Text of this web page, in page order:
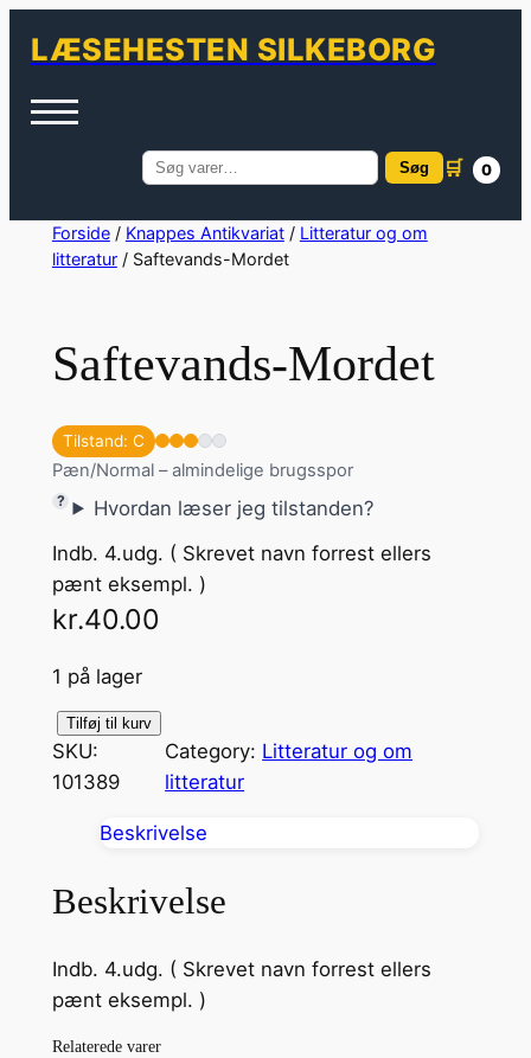
LÆSEHESTEN SILKEBORG
Søg
Søg 🛒 0
SpringForside/ Knappes Antikvariat/ Litteratur og om
litteratur/ Saftevands-Mordet
Saftevands-Mordet
Tilstand: C
Pæn/Normal – almindelige brugsspor
Hvordan læser jeg tilstanden?
Indb. 4.udg. ( Skrevet navn forrest ellers
pænt eksempl. )
kr.40.00
1 på lager
a
f
a
d
s
Tilføj til kurv
SKU:
101389
Category: Litteratur og om
litteratur
Beskrivelse
Beskrivelse
Indb. 4.udg. ( Skrevet navn forrest ellers
pænt eksempl. )
Relaterede varer